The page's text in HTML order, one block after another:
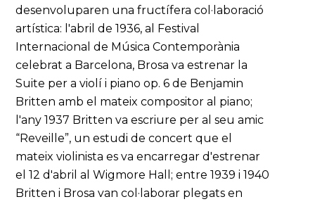
desenvoluparen una fructífera col·laboració
artística: l'abril de 1936, al Festival
Internacional de Música Contemporània
celebrat a Barcelona, Brosa va estrenar la
Suite per a violí i piano op. 6 de Benjamin
Britten amb el mateix compositor al piano;
l'any 1937 Britten va escriure per al seu amic
“Reveille”, un estudi de concert que el
mateix violinista es va encarregar d'estrenar
el 12 d'abril al Wigmore Hall; entre 1939 i 1940
Britten i Brosa van col·laborar plegats en